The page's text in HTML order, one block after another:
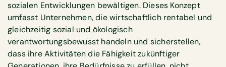
sozialen Entwicklungen bewältigen. Dieses Konzept
umfasst Unternehmen, die wirtschaftlich rentabel und
gleichzeitig sozial und ökologisch
verantwortungsbewusst handeln und sicherstellen,
dass ihre Aktivitäten die Fähigkeit zukünftiger